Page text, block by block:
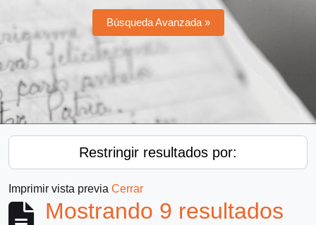
Búsqueda Avanzada »
Restringir resultados por:
Imprimir vista previa Cerrar
Mostrando 9 resultados